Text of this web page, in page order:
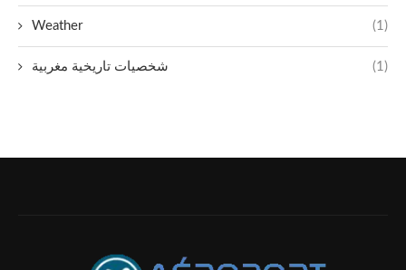
Weather (1)
شخصيات تاريخية مغربية (1)